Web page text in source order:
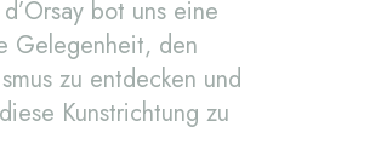
bot uns eine
Gelegenheit, den
zu entdecken und
Kunstrichtung zu